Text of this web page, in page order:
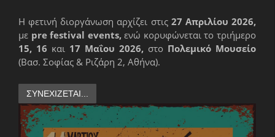
Η φετινή διοργάνωση αρχίζει στις 27 Απριλίου 2026,
με pre festival events,ενώ κορυφώνεται το τριήμερο
15, 16 και 17 Μαΐου 2026, στο Πολεμικό Μουσείο
(Βασ. Σοφίας & Ριζάρη 2, Αθήνα).
ΣΥΝΕΧΊΖΕΤΑΙ...